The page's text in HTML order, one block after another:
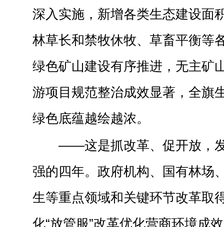
深入实施，新增各类生态建设面
林草长和禁牧休牧、草畜平衡等
绿色矿山建设有序推进，无主矿
游项目规范整治成效显著，全旗
绿色底蕴越绘越浓。
——这是抓改革、促开放，
强的四年。政府机构、国有林场
生等重点领域和关键环节改革取
化“放管服”改革优化营商环境成